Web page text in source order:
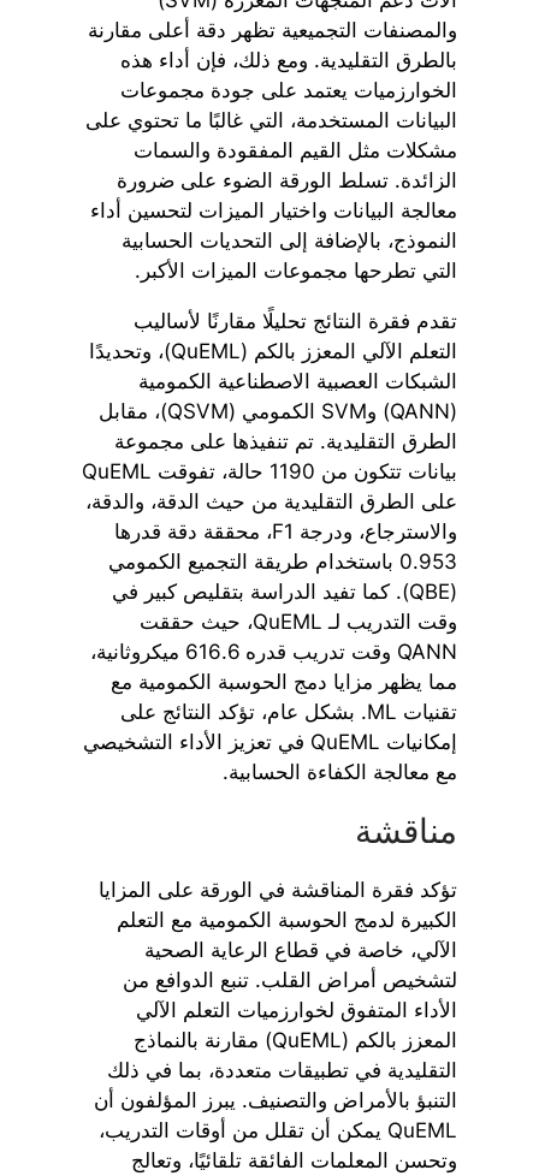
والمصنفات التجميعية تظهر دقة أعلى مقارنة
بالطرق التقليدية. ومع ذلك، فإن أداء هذه
الخوارزميات يعتمد على جودة مجموعات
البيانات المستخدمة، التي غالبًا ما تحتوي على
مشكلات مثل القيم المفقودة والسمات
الزائدة. تسلط الورقة الضوء على ضرورة
معالجة البيانات واختيار الميزات لتحسين أداء
النموذج، بالإضافة إلى التحديات الحسابية
التي تطرحها مجموعات الميزات الأكبر.
تقدم فقرة النتائج تحليلًا مقارنًا لأساليب
التعلم الآلي المعزز بالكم (QuEML)، وتحديدًا
الشبكات العصبية الاصطناعية الكمومية
(QANN) وSVM الكمومي (QSVM)، مقابل
الطرق التقليدية. تم تنفيذها على مجموعة
بيانات تتكون من 1190 حالة، تفوقت QuEML
على الطرق التقليدية من حيث الدقة، والدقة،
والاسترجاع، ودرجة F1، محققة دقة قدرها
0.953 باستخدام طريقة التجميع الكمومي
(QBE). كما تفيد الدراسة بتقليص كبير في
وقت التدريب لـ QuEML، حيث حققت
QANN وقت تدريب قدره 616.6 ميكروثانية،
مما يظهر مزايا دمج الحوسبة الكمومية مع
تقنيات ML. بشكل عام، تؤكد النتائج على
إمكانيات QuEML في تعزيز الأداء التشخيصي
مع معالجة الكفاءة الحسابية.
مناقشة
تؤكد فقرة المناقشة في الورقة على المزايا
الكبيرة لدمج الحوسبة الكمومية مع التعلم
الآلي، خاصة في قطاع الرعاية الصحية
لتشخيص أمراض القلب. تنبع الدوافع من
الأداء المتفوق لخوارزميات التعلم الآلي
المعزز بالكم (QuEML) مقارنة بالنماذج
التقليدية في تطبيقات متعددة، بما في ذلك
التنبؤ بالأمراض والتصنيف. يبرز المؤلفون أن
QuEML يمكن أن تقلل من أوقات التدريب،
وتحسن المعلمات الفائقة تلقائيًا، وتعالج